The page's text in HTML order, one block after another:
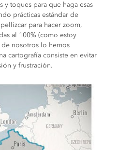
y toques para que haga esas
prácticas estándar de
para hacer zoom,
al 100% (como estoy
nosotros lo hemos
cartografía consiste en evitar
y frustración.